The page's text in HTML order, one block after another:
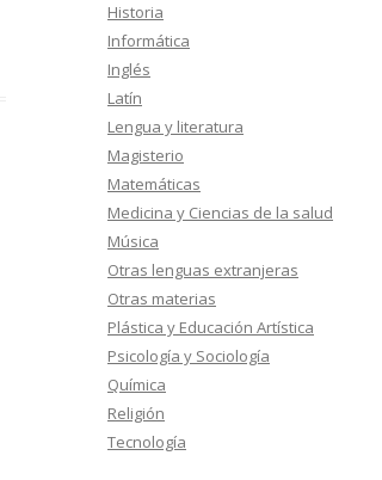
Historia
Informática
Inglés
Latín
Lengua y literatura
Magisterio
Matemáticas
Medicina y Ciencias de la salud
Música
Otras lenguas extranjeras
Otras materias
Plástica y Educación Artística
Psicología y Sociología
Química
Religión
Tecnología